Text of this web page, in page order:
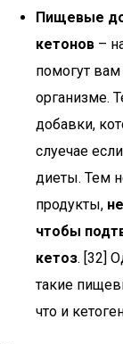
Пищевые
кетонов –
помогут вам
организме.
добавки,
слуечае
диеты. Тем
продукты,
чтобы
кетоз. [32]
такие
что и